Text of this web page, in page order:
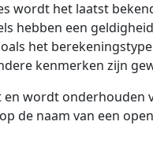
wordt het laatst
een
het
kenmerken zijn
wordt
de naam van een